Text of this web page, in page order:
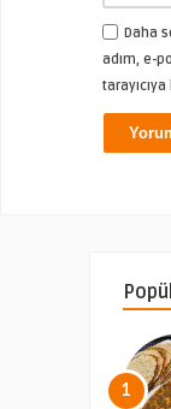
Daha
adım, e-
1